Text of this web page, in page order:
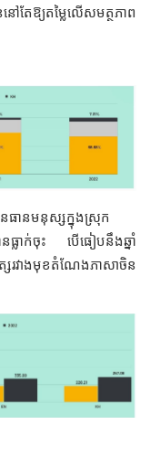
តែឱ្យតម្លៃលើសមត្ថភាព
ធានមនុស្សក្នុងស្រុក
ធ្លាក់ចុះ បើធៀបនឹងឆ្នាំ
រវាងមុខតំណែងភាសាចិន